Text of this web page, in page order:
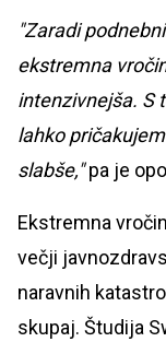
"Zaradi
ekstremna
intenzivnejša. S
lahko
slabše,"pa je
Ekstremna
večji
naravnih
skupaj. Študija